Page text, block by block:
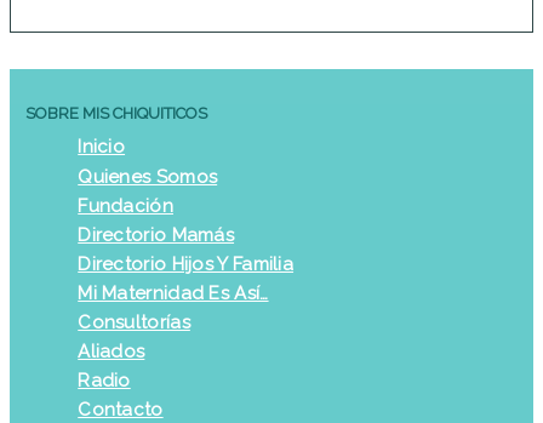
SOBRE MIS CHIQUITICOS
Inicio
Quienes Somos
Fundación
Directorio Mamás
Directorio Hijos Y Familia
Mi Maternidad Es Así…
Consultorías
Aliados
Radio
Contacto